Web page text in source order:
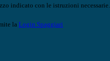
indicato con le istruzioni necessarie.
la Login Spaggiari